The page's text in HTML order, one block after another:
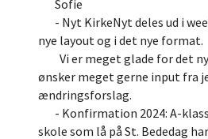
Sofie
- Nyt KirkeNyt deles ud i
nye layout og i det nye format.
Vi er meget glade for det
ønsker meget gerne input fra
ændringsforslag.
- Konfirmation 2024: A-
skole som lå på St. Bededag